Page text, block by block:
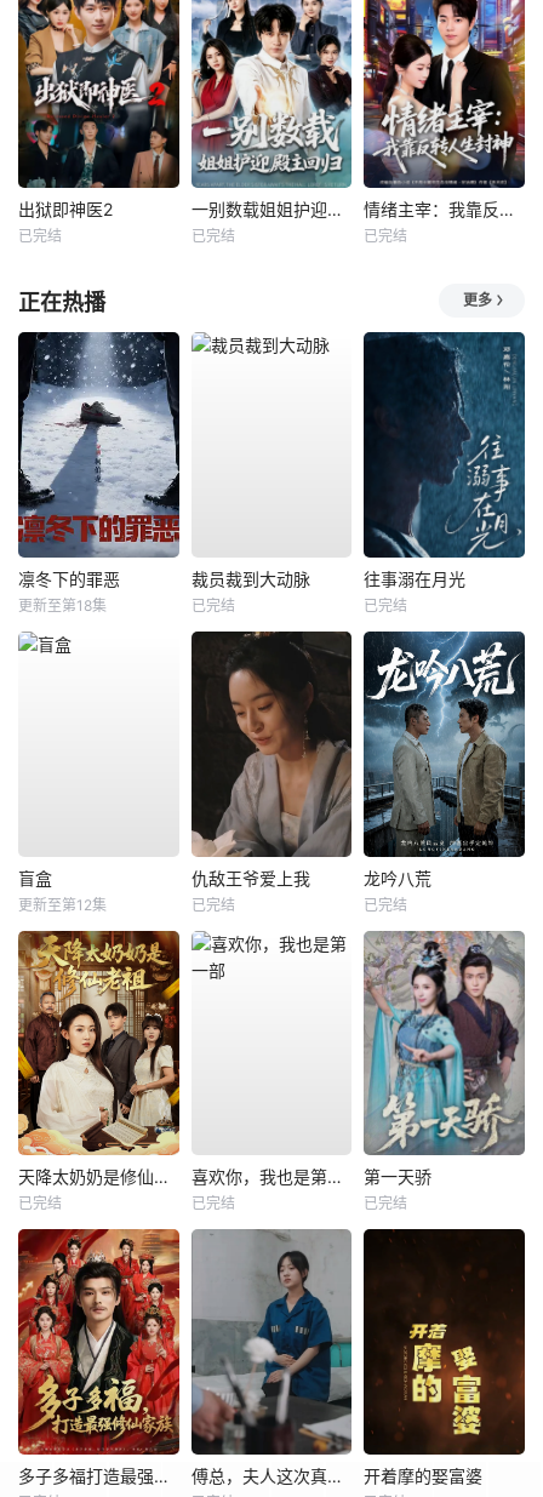
出狱即神医2
已完结
一别数载姐姐护迎殿主回归
已完结
情绪主宰：我靠反转人生封神
已完结
正在热播 更多
凛冬下的罪恶
更新至第18集
裁员裁到大动脉
已完结
往事溺在月光
已完结
盲盒
更新至第12集
仇敌王爷爱上我
已完结
龙吟八荒
已完结
天降太奶奶是修仙老祖
已完结
喜欢你，我也是第一部
已完结
第一天骄
已完结
多子多福打造最强修仙家族 傅总，夫人这次真的死了 开着摩的娶富婆